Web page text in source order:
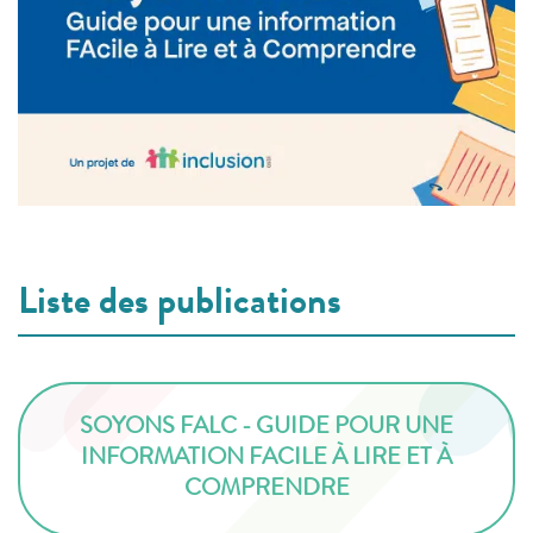
Liste des publications
SOYONS FALC - GUIDE POUR UNE
INFORMATION FACILE À LIRE ET À
COMPRENDRE